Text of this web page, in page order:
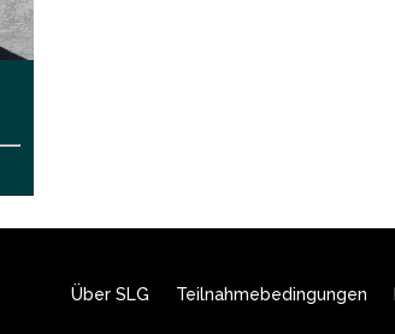
Über SLG Teilnahmebedingungen